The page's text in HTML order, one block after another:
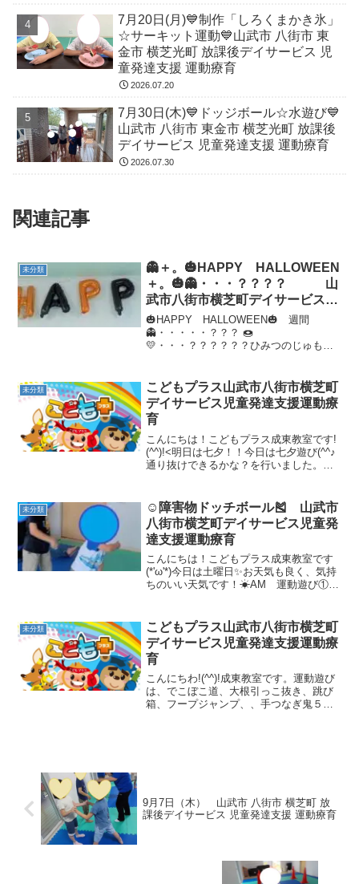
7月20日(月)💙制作「しろくまかき氷」
☆サーキット運動💙山武市 八街市 東
金市 横芝光町 放課後デイサービス 児
童発達支援 運動療育
2026.07.20
7月30日(木)💙ドッジボール☆水遊び💙
山武市 八街市 東金市 横芝光町 放課後
デイサービス 児童発達支援 運動療育
2026.07.30
関連記事
未分類
👻＋。🎃HAPPY HALLOWEEN
＋。🎃👻・・・？？？？ 山
武市八街市横芝町デイサービス児
童発達支援運動療育
🎃HAPPY HALLOWEEN🎃 週間
👻・・・・・？？？ 🍩
💛・・・？？？？？？ひみつのじゅも
オア・トリート(Trick or Treat)
未分類
こどもプラス山武市八街市横芝町
デイサービス児童発達支援運動療
育
こんにちは！こどもプラス成東教室です!
(^^)!<明日は七夕！！今日は七夕遊び(^^♪
通り抜けできるかな？を行いました。バ
だけでの作戦会議の後は力いっぱい参加
出来ました...
未分類
☺障害物ドッチボール🎽 山武市
八街市横芝町デイサービス児童発
達支援運動療育
こんにちは！こどもプラス成東教室です
(*'ω'*)今日は土曜日✨お天気も良く、気持
ちのいい天気です！☀AM 運動遊び①走
ら、教室を跳んだり、走ったり、歩いた
り！！！♬...
未分類
こどもプラス山武市八街市横芝町
デイサービス児童発達支援運動療
育
こんにちわ!(^^)!成東教室です。運動遊び
は、でこぼこ道、大根引っこ抜き、跳び
箱、フープジャンプ、、手つなぎ鬼５つ
9月7日（木） 山武市 八街市 横芝町 放
課後デイサービス 児童発達支援 運動療育